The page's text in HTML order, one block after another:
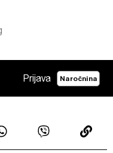
Prijava Naročnina